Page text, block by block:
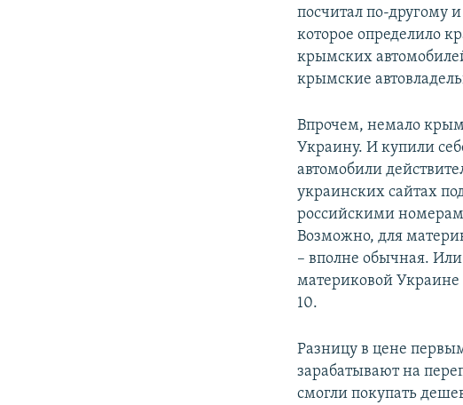
посчитал по-другому
которое определило
крымских
крымские
Впрочем, немало
Украину. И купили
автомобили
украинских сайтах
российскими
Возможно, для
– вполне обычная.
материковой Украине
10.
Разницу в цене
зарабатывают на
смогли покупать